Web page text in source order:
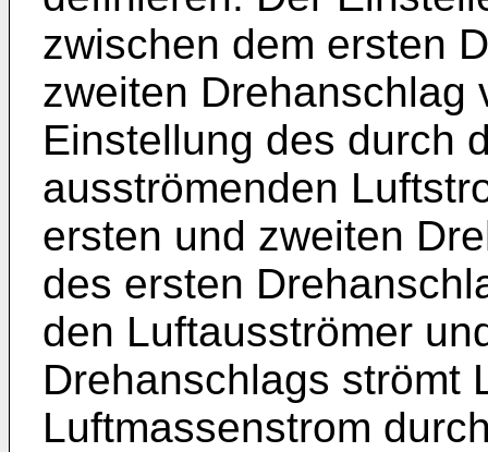
zwischen dem ersten
zweiten Drehanschlag
Einstellung des durch
ausströmenden
ersten und zweiten
des ersten
den Luftausströmer
Drehanschlags strömt
Luftmassenstrom